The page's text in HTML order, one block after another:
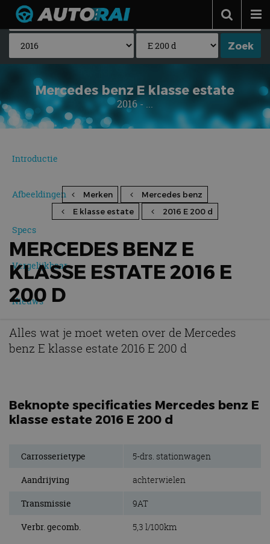
Autonieuws
Podcast
Autotests
Automerken
Adverteren
Contact
Mercedes benz E klasse estate
2016 - ...
Introductie
Afbeeldingen
Specs
Vergelijkbaar
Nieuws
Merken
Mercedes benz
E klasse estate
2016 E 200 d
MERCEDES BENZ E
KLASSE ESTATE 2016 E
200 D
Alles wat je moet weten over de Mercedes
benz E klasse estate 2016 E 200 d
Beknopte specificaties Mercedes benz E
klasse estate 2016 E 200 d
Carrosserietype 5-drs. stationwagen
Aandrijving achterwielen
Transmissie 9AT
Verbr. gecomb. 5,3 l/100km